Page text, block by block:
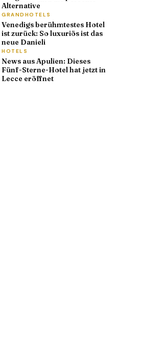
Alternative
GRANDHOTELS
Venedigs berühmtestes Hotel
ist zurück: So luxuriös ist das
neue Danieli
HOTELS
News aus Apulien: Dieses
Fünf-Sterne-Hotel hat jetzt in
Lecce eröffnet